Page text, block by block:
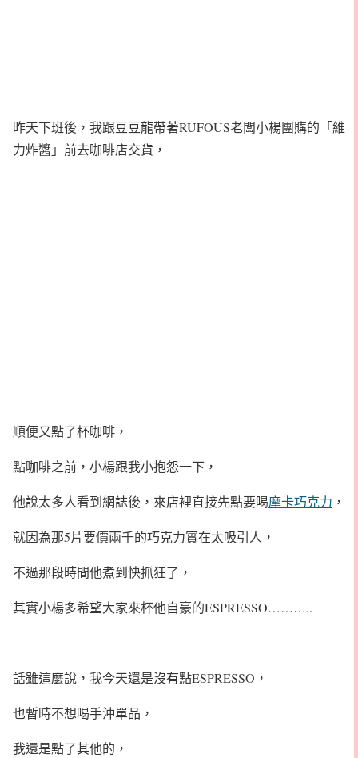
昨天下班後，我跟豆豆龍帶著RUFOUS老闆小楊團購的「維
力炸醬」前去咖啡店交貨，
順便又點了杯咖啡，
點咖啡之前，小楊跟我小抱怨一下，
他說太多人看到網誌後，來店裡直接先點要喝摩卡巧克力 ，
就因為那5片要價兩千的巧克力實在太吸引人，
不過那段時間他煮到快抓狂了，
其實小楊多希望大家來杯他自豪的ESPRESSO………..
話雖這麼說，我今天還是沒有點ESPRESSO，
也暫時不想喝手沖單品，
我還是點了其他的，